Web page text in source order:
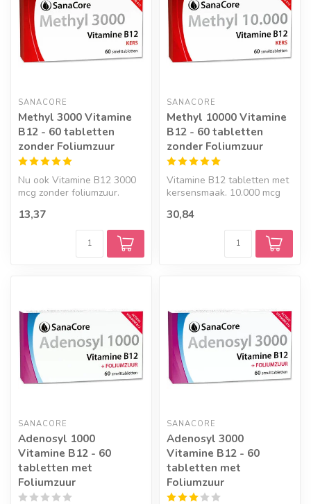
SANACORE
Methyl 3000 Vitamine
B12 - 60 tabletten
zonder Foliumzuur
Nu ook Vitamine B12 3000
mcg zonder foliumzuur.
kersensmaak. ...
13,37
SANACORE
Methyl 10000 Vitamine
B12 - 60 tabletten
zonder Foliumzuur
Vitamine B12 tabletten met
kersensmaak. 10.000 mcg
t...
30,84
SANACORE
Adenosyl 1000
Vitamine B12 - 60
tabletten met
Foliumzuur
SANACORE
Adenosyl 3000
Vitamine B12 - 60
tabletten met
Foliumzuur